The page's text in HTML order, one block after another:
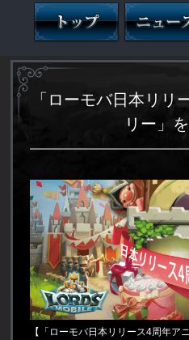
「ローモバ日本リリ
リー」
【「ローモバ日本リリース4周年ア